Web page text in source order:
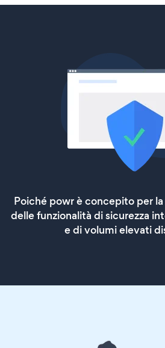
Poiché powr è concepito per
delle funzionalità di sicurezza
e di volumi elevati